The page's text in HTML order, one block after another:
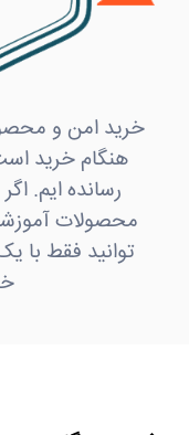
خرید امن و
هنگام خرید
محصولات
توانید فقط با